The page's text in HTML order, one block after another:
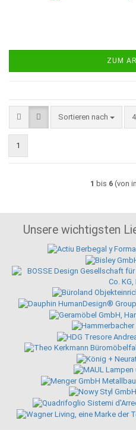
ZUM
Sortieren nach
Sortieren nach
1
1 bis 6(von
Unsere wichtigsten